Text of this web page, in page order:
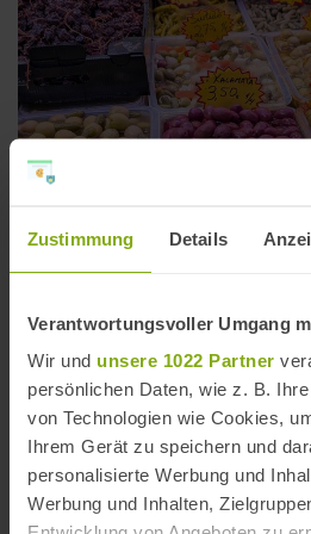
Zustimmung Details
Verantwortungsvoller Umgang
Wir und unsere 1022 Partner
persönlichen Daten, wie z. B.
von Technologien wie Cookies,
Ihrem Gerät zu speichern und
personalisierte Werbung und
Werbung und Inhalten,
Typisch andalusisch: Stand mit Oliven in